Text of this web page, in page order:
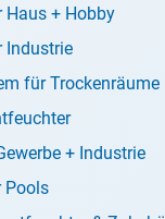
+ Hobby
Industrie
für Trockenräume
+ Industrie
Pools